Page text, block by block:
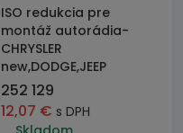
ISO redukcia pre
montáž autorádia-
CHRYSLER
new,DODGE,JEEP
252 129
12,07 € s DPH